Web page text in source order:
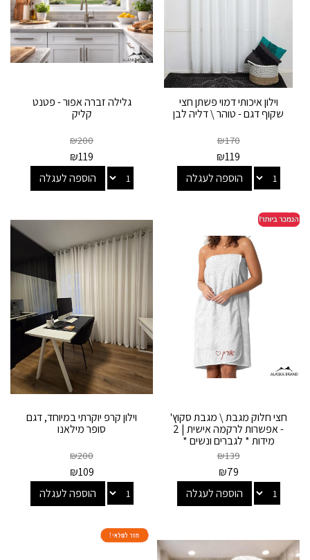
וילון איכותי דמוי פשתן חצי
שקוף דגם - טוהר \ דליה לבן
₪170
₪119
הוספה לעגלה
גלילה זברה אפור - פטנט
קליק
₪200
₪119
הוספה לעגלה
חצי חלוק מגבת \ מגבת סקוץ'
- אפשרות לרקמה אישית | 2
מידות * לגברים ונשים *
₪139
₪79
הוספה לעגלה
וילון קרפ יוקרתי במיוחד, דגם
סופר מילאנו
₪200
₪109
הוספה לעגלה